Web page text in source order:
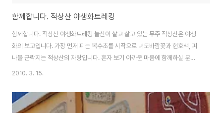
함께합니다. 적상산 야생화트레킹
함께합니다. 적상산 야생화트레킹 눌산이 살고 살고 있는 무주 적상산은 야생
화의 보고입니다. 가장 먼저 피는 복수초를 시작으로 너도바람꽃과 현호색, 피
나물 군락지는 적상산의 자랑입니다. 혼자 보기 아까운 마음에 함께하실 분을
모십니다. - 일시 : 2010년 3월 20일(토) 19시 - 3월 21일(일) 13시 / 1박2
주관 : 눌산 (http://nulsan.net/notice/732) - 인원 : 10명 미만 - 준비물 :
간편한 산행복장, 간식, 각자 마실 酒 - 주요일정 : 언제나 봄날 숙박-저녁 식사
2010. 3. 15.